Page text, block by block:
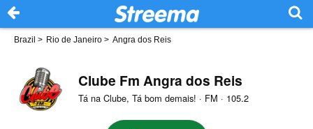
Brazil > Rio de Janeiro > Angra dos Reis
Clube Fm Angra dos Reis
Tá na Clube, Tá bom demais! · FM · 105.2